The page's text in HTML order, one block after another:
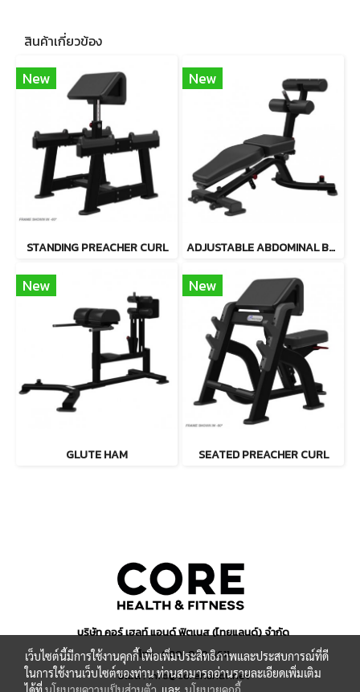
สินค้าเกี่ยวข้อง
New
STANDING PREACHER CURL
New
ADJUSTABLE ABDOMINAL BENCH
New
GLUTE HAM
New
SEATED PREACHER CURL
บริษัท คอร์ เฮลท์ แอนด์ ฟิตเนส (ไทยแลนด์) จำกัด
โทร : 080-030-1611
อีเมล : info@corehandf.net
เว็บไซต์นี้มีการใช้งานคุกกี้ เพื่อเพิ่มประสิทธิภาพและประสบการณ์ที่ดี
ในการใช้งานเว็บไซต์ของท่าน ท่านสามารถอ่านรายละเอียดเพิ่มเติม